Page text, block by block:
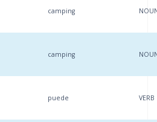
camping
camping
puede VERB